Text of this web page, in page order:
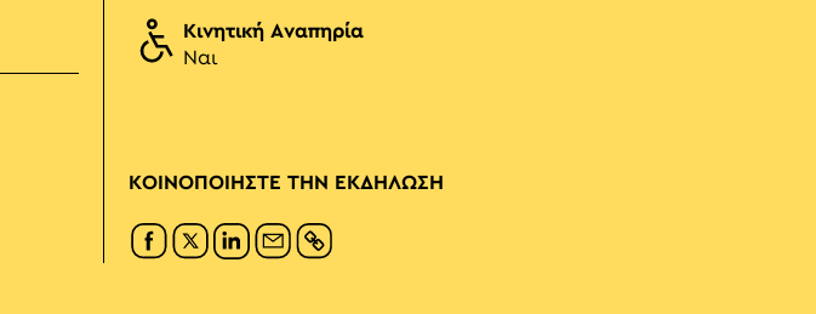
Κινητική Αναπηρία
Ναι
ΚΟΙΝΟΠΟΙΗΣΤΕ ΤΗΝ ΕΚΔΗΛΩΣΗ